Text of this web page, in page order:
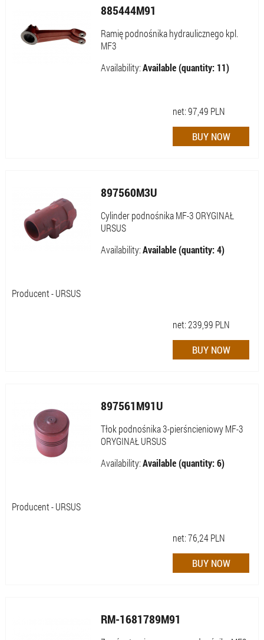
885444M91
Ramię podnośnika hydraulicznego kpl.
MF3
Availability:Available (quantity: 11)
net:97,49 PLN
897560M3U
Cylinder podnośnika MF-3 ORYGINAŁ
URSUS
Availability:Available (quantity: 4)
Producent - URSUS
net:239,99 PLN
897561M91U
Tłok podnośnika 3-pierśncieniowy MF-3
ORYGINAŁ URSUS
Availability:Available (quantity: 6)
Producent - URSUS
net:76,24PLN
RM-1681789M91